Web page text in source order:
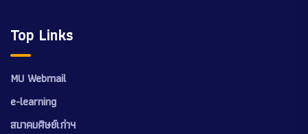
Top Links
MU Webmail
e-learning
สมาคมศิษย์เก่าฯ